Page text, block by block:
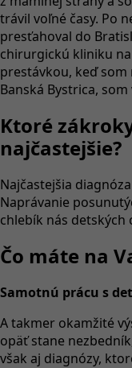
trávil voľné časy. Po
presťahoval do
chirurgickú kliniku
prestávkou, keď
Banská Bystrica,
Ktoré
najčastejšie?
Najčastejšia
Naprávanie
chlebík nás detských
Čo máte na
Samotnú prácu s
A takmer okamžité
opäť stane
však aj diagnózy,